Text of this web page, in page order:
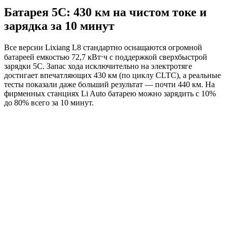
Батарея 5C: 430 км на чистом токе и
зарядка за 10 минут
Все версии Lixiang L8 стандартно оснащаются огромной
батареей емкостью 72,7 кВт⋅ч с поддержкой сверхбыстрой
зарядки 5C. Запас хода исключительно на электротяге
достигает впечатляющих 430 км (по циклу CLTC), а реальные
тесты показали даже больший результат — почти 440 км. На
фирменных станциях Li Auto батарею можно зарядить с 10%
до 80% всего за 10 минут.